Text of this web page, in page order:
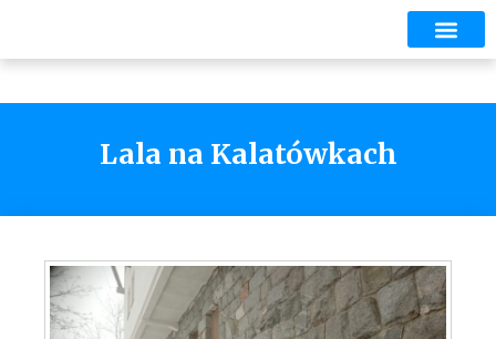
Lala na Kalatówkach